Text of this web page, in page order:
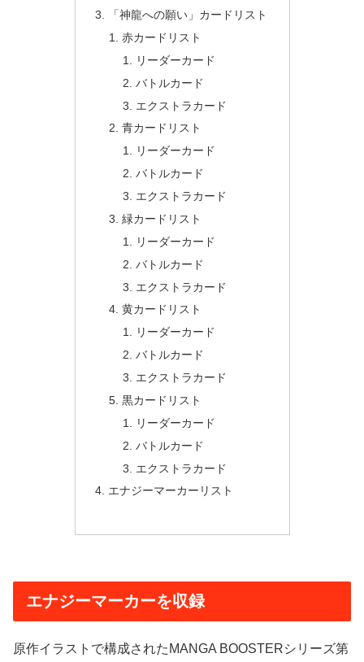
「神龍への願い」カードリスト
赤カードリスト
リーダーカード
バトルカード
エクストラカード
青カードリスト
リーダーカード
バトルカード
エクストラカード
緑カードリスト
リーダーカード
バトルカード
エクストラカード
黄カードリスト
リーダーカード
バトルカード
エクストラカード
黒カードリスト
リーダーカード
バトルカード
エクストラカード
エナジーマーカーリスト
エナジーマーカーを収録
原作イラストで構成されたMANGA BOOSTERシリーズ第